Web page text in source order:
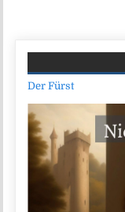
Der Fürst